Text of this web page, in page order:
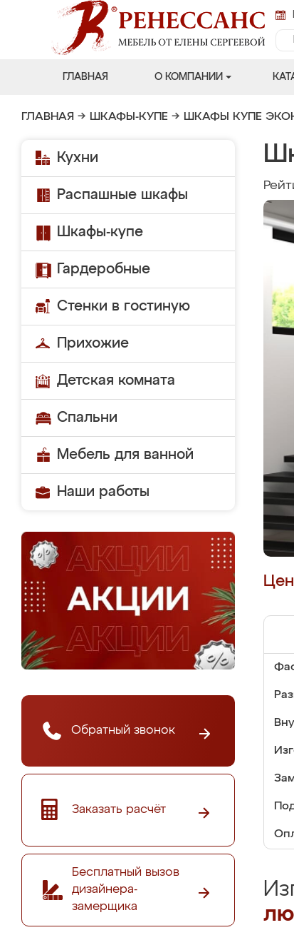
ГЛАВНАЯ О КОМПАНИИ
ГЛАВНАЯ → ШКАФЫ-КУПЕ → ШКАФЫ КУПЕ
Кухни
Распашные шкафы
Шкафы-купе
Гардеробные
Стенки в гостиную
Прихожие
Детская комната
Спальни
Мебель для ванной
Наши работы
Обратный звонок
Заказать расчёт
Бесплатный вызов
дизайнера-
замерщика